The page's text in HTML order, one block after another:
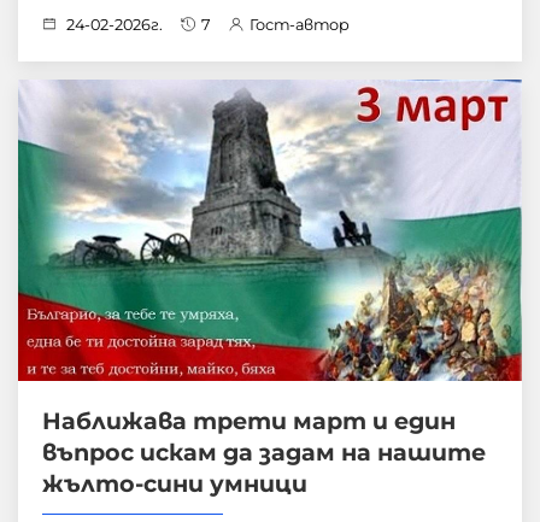
24-02-2026г. 7 Гост-автор
Наближава трети март и един
въпрос искам да задам на нашите
жълто-сини умници